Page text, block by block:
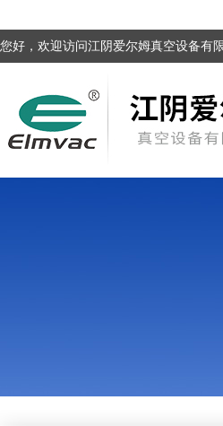
您好，欢迎访问江阴爱尔姆真空设备有